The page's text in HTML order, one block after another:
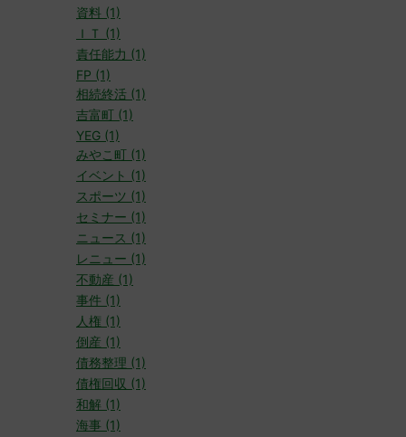
資料 (1)
ＩＴ (1)
責任能力 (1)
FP (1)
相続終活 (1)
吉富町 (1)
YEG (1)
みやこ町 (1)
イベント (1)
スポーツ (1)
セミナー (1)
ニュース (1)
レニュー (1)
不動産 (1)
事件 (1)
人権 (1)
倒産 (1)
債務整理 (1)
債権回収 (1)
和解 (1)
海事 (1)